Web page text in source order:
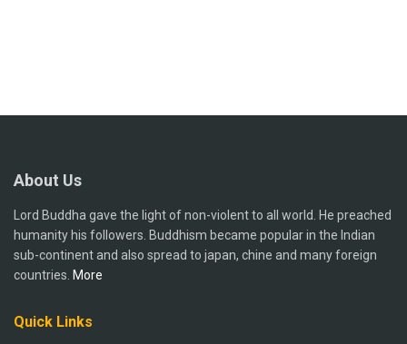
About Us
Lord Buddha gave the light of non-violent to all world. He preached
humanity his followers. Buddhism became popular in the Indian
sub-continent and also spread to japan, chine and many foreign
countries. More
Quick Links